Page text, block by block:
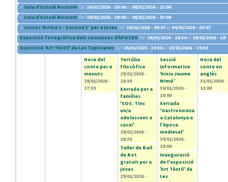
« Sala d'Estudi Nocturn Del 10/01/2026 - 20:00al 08/02/2026 - 23:00
« Sala d'Estudi Nocturn Del 10/01/2026 - 20:00al 08/02/2026 - 23:00
« Cursos ‘Artíva’t - Ensona’t’ per a joves Del 16/01/2026 - 09:07al 04/02/2026 - 09:07
Exposició fotogràfica dels concursos d'AFOCER Del 26/01/2026 - 18:30al 28/02/2026 -
Exposició 'Art Tèxtil' de Les Tapisseres Del 26/01/2026 - 19:30al 15/03/2026 - 19:30
Hora del
conte per a
menuts
28/01/2026 -
17:30
Tertúlia
filosòfica
29/01/2026 -
18:30
Xerrada per a
famílies
'SOS. Tinc
un/a
adolescent a
casa!'
29/01/2026 -
18:30
Taller de Ball
de Bot
gratuït per a
joves
29/01/2026 -
Sessió
informativa
'Arxiu Jaume
Mimó'
30/01/2026 -
18:00
Xerrada
'Gastronomia
a Catalunya a
l’època
medieval'
30/01/2026 -
19:00
Inauguració
de l'exposició
'Art Tèxtil' de
Les
Hora del
conte en
anglès
31/01/2026 -
12:00